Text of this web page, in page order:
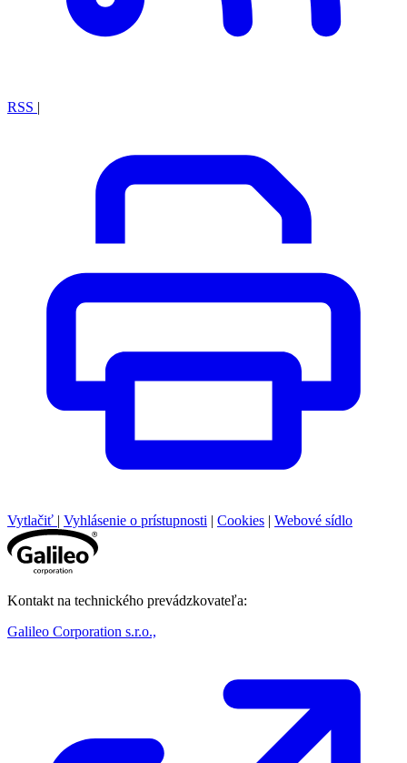
RSS |
Vytlačiť | Vyhlásenie o prístupnosti | Cookies | Webové sídlo
Kontakt na technického prevádzkovateľa:
Galileo Corporation s.r.o.,